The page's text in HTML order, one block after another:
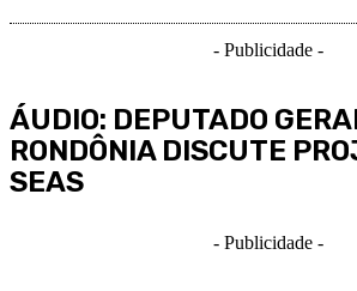
- Publicidade -
ÁUDIO: DEPUTADO
RONDÔNIA DISCUTE
SEAS
- Publicidade -